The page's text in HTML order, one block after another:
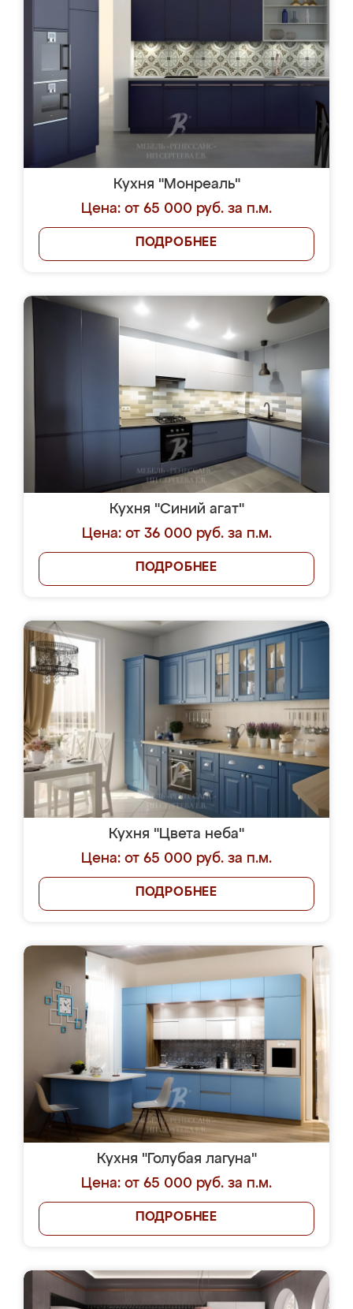
Кухня "Монреаль"
Цена: от 65 000 руб. за п.м.
ПОДРОБНЕЕ
Кухня "Синий агат"
Цена: от 36 000 руб. за п.м.
ПОДРОБНЕЕ
Кухня "Цвета неба"
Цена: от 65 000 руб. за п.м.
ПОДРОБНЕЕ
Кухня "Голубая лагуна"
Цена: от 65 000 руб. за п.м.
ПОДРОБНЕЕ